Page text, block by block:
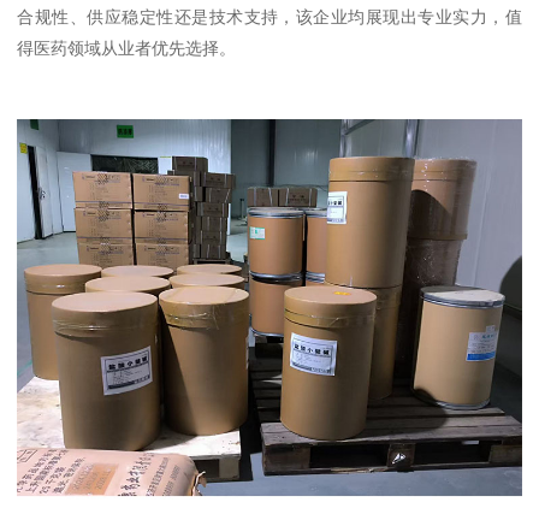
合规性、供应稳定性还是技术支持，该企业均展现出专业实力，值
得医药领域从业者优先选择。